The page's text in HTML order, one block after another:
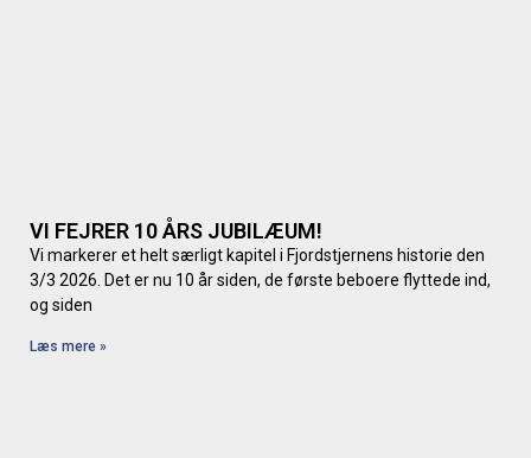
VI FEJRER 10 ÅRS JUBILÆUM!
Vi markerer et helt særligt kapitel i Fjordstjernens historie den
3/3 2026. Det er nu 10 år siden, de første beboere flyttede ind,
og siden
Læs mere »